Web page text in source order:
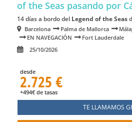
of the Seas pasando por
14 días a bordo del Legend of the Seas
Barcelona Palma de Mallorca
EN NAVEGACIÓN
Fort Lauderdale
25/10/2026
desde
2.725 €
+494€ de tasas
TE LLAMAMOS